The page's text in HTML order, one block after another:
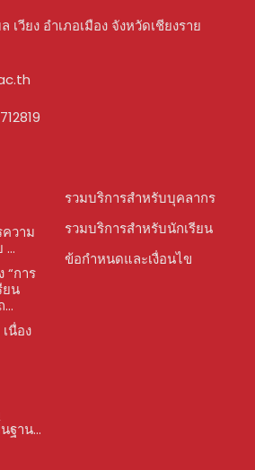
วียง อำเภอเมือง จังหวัดเชียงราย
วาม
...
“การ
ยน
นื่อง
ฐาน...
รวมบริการสำหรับบุคลากร
รวมบริการสำหรับนักเรียน
ข้อกำหนดและเงื่อนไข